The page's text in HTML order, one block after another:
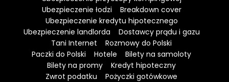
Ubezpieczenie łodzi
Breakdown cover
Ubezpieczenie kredytu hipotecznego
Ubezpieczenie landlorda
Dostawcy prądu i gazu
Tani Internet
Rozmowy do Polski
Paczki do Polski
Hotele
Bilety na samoloty
Bilety na promy
Kredyt hipoteczny
Zwrot podatku
Pożyczki gotówkowe